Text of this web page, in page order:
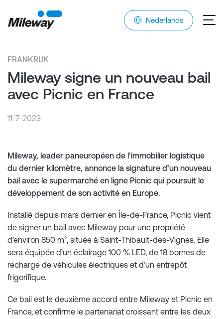
Nederlands
FRANKRIJK
Mileway signe un nouveau bail
avec Picnic en France
11-7-2023
Mileway, leader paneuropéen de l’immobilier logistique
du dernier kilomètre, annonce la signature d’un nouveau
bail avec le supermarché en ligne Picnic qui poursuit le
développement de son activité en Europe.
Installé depuis mars dernier en Île-de-France, Picnic vient
de signer un bail avec Mileway pour une propriété
d’environ 850 m², située à Saint-Thibault-des-Vignes. Elle
sera équipée d’un éclairage 100 % LED, de 18 bornes de
recharge de véhicules électriques et d’un entrepôt
frigorifique.
Ce bail est le deuxième accord entre Mileway et Picnic en
France, et confirme le partenariat croissant entre les deux